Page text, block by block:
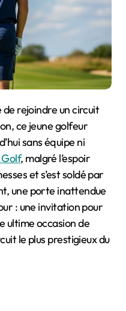
ce jeune golfeur
sans équipe ni
, malgré l’espoir
et s’est soldé par
une porte inattendue
: une invitation pour
ultime occasion de
le plus prestigieux du